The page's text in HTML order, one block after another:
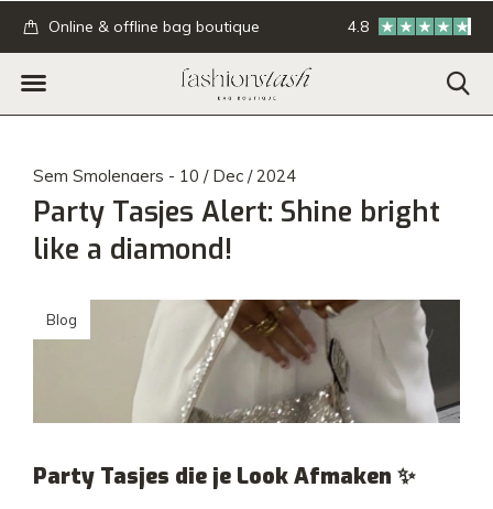
Online & offline bag boutique GRATIS
4.8
Sem Smolenaers - 10 / Dec / 2024
Party Tasjes Alert: Shine bright
like a diamond!
Blog
Party Tasjes die je Look Afmaken ✨